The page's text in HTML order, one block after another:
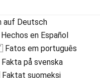
Deutsch
en Español
em português
på svenska
suomeksi